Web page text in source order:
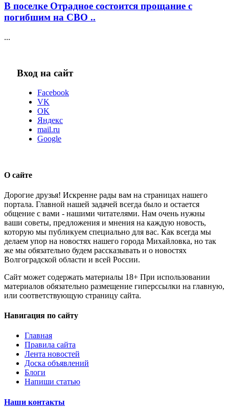
В поселке Отрадное состоится прощание с
погибшим на СВО ..
...
Вход на сайт
Facebook
VK
OK
Яндекс
mail.ru
Google
О сайте
Дорогие друзья! Искренне рады вам на страницах нашего
портала. Главной нашей задачей всегда было и остается
общение с вами - нашими читателями. Нам очень нужны
ваши советы, предложения и мнения на каждую новость,
которую мы публикуем специально для вас. Как всегда мы
делаем упор на новостях нашего города Михайловка, но так
же мы обязательно будем рассказывать и о новостях
Волгоградской области и всей России.
Сайт может содержать материалы 18+ При использовании
материалов обязательно размещение гиперссылки на главную,
или соответствующую страницу сайта.
Навигация по сайту
Главная
Правила сайта
Лента новостей
Доска объявлений
Блоги
Напиши статью
Наши контакты